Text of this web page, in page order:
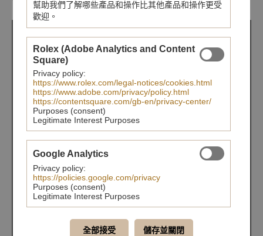
幫助我們了解哪些產品和操作比其他產品和操作更受
歡迎。
Rolex (Adobe Analytics and Content
Square)
Privacy policy:
https://www.rolex.com/legal-notices/cookies.html
https://www.adobe.com/privacy/policy.html
https://contentsquare.com/gb-en/privacy-center/
Purposes (consent)
Legitimate Interest Purposes
Google Analytics
Privacy policy:
https://policies.google.com/privacy
Purposes (consent)
Legitimate Interest Purposes
全部接受 儲存並關閉